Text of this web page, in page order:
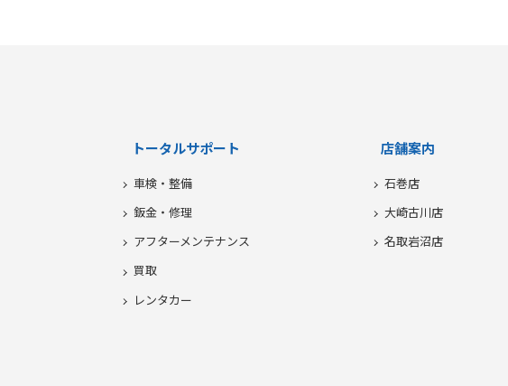
トータルサポート
車検・整備
鈑金・修理
アフターメンテナンス
買取
レンタカー
店舗案内
石巻店
大崎古川店
名取岩沼店